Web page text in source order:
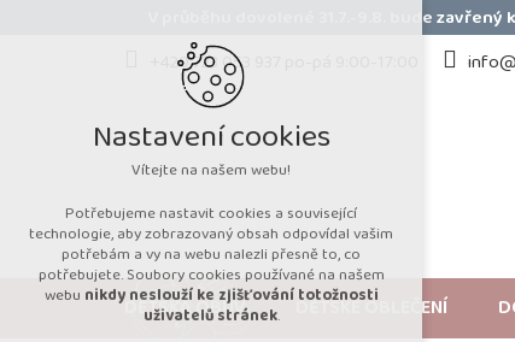
V průběhu dovolené 31.7.-9.8. bude
+420 723 053 937 po-pá 9:00-17:00
DĚTSKÁ OBUV DĚTSKÉ OBLEČENÍ
Nastavení cookies
Vítejte na našem webu!
Potřebujeme nastavit cookies a související
technologie, aby zobrazovaný obsah odpovídal vašim
potřebám a vy na webu nalezli přesně to, co
potřebujete. Soubory cookies používané na našem
webu nikdy neslouží ke zjišťování totožnosti
uživatelů stránek.